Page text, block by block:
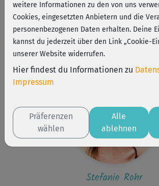
10 Min
30 kcal
Stefanie Rohr
Stefanie Rohr
weitere Informationen zu den von uns
Cookies, eingesetzten Anbietern und die
personenbezogenen Daten erhalten. Deine
kannst du jederzeit über den Link „Cookie-
unserer Website widerrufen.
Hier findest du Informationen zu
Impressum
Präferenzen
wählen
Alle
ablehnen